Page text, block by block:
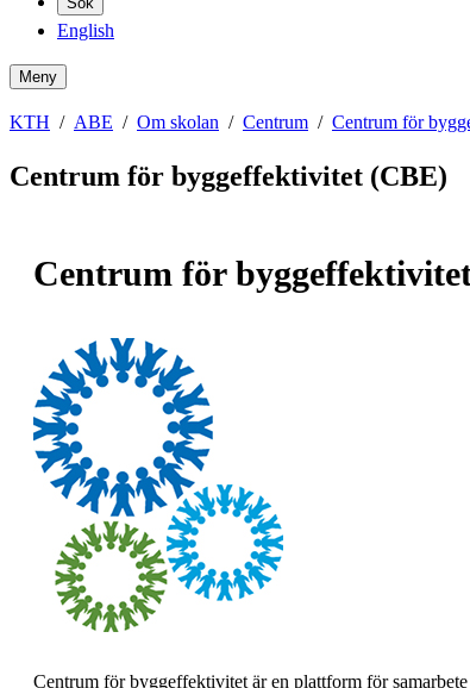
English
Meny
KTH ABE Om skolan Centrum Centrum för
Centrum för byggeffektivitet (CBE)
Centrum för
Centrum för byggeffektivitet är en plattform för